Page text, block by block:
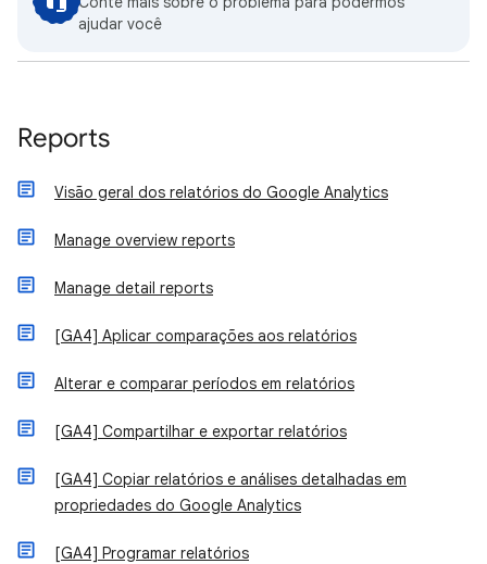
ajudar você
Reports
Visão geral dos relatórios do Google Analytics
Manage overview reports
Manage detail reports
[GA4] Aplicar comparações aos relatórios
Alterar e comparar períodos em relatórios
[GA4] Compartilhar e exportar relatórios
[GA4] Copiar relatórios e análises detalhadas em
propriedades do Google Analytics
[GA4] Programar relatórios